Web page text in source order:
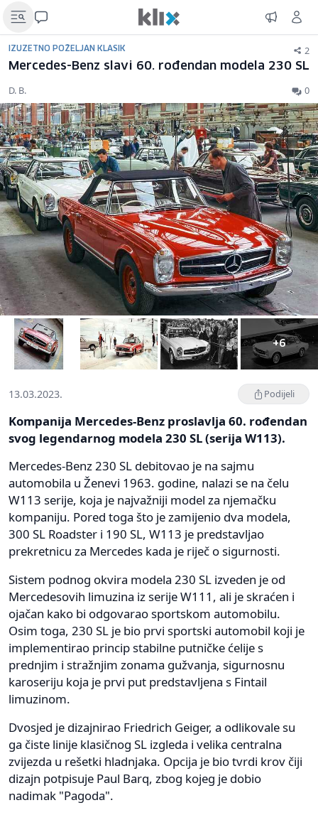
IZUZETNO POŽELJAN KLASIK 2
Mercedes-Benz slavi 60. rođendan modela 230 SL
D. B. 0
+6
13.03.2023. Podijeli
Kompanija Mercedes-Benz proslavlja 60. rođendan
svog legendarnog modela 230 SL (serija W113).
Mercedes-Benz 230 SL debitovao je na sajmu
automobila u Ženevi 1963. godine, nalazi se na čelu
W113 serije, koja je najvažniji model za njemačku
kompaniju. Pored toga što je zamijenio dva modela,
300 SL Roadster i 190 SL, W113 je predstavljao
prekretnicu za Mercedes kada je riječ o sigurnosti.
Sistem podnog okvira modela 230 SL izveden je od
Mercedesovih limuzina iz serije W111, ali je skraćen i
ojačan kako bi odgovarao sportskom automobilu.
Osim toga, 230 SL je bio prvi sportski automobil koji je
implementirao princip stabilne putničke ćelije s
prednjim i stražnjim zonama gužvanja, sigurnosnu
karoseriju koja je prvi put predstavljena s Fintail
limuzinom.
Dvosjed je dizajnirao Friedrich Geiger, a odlikovale su
ga čiste linije klasičnog SL izgleda i velika centralna
zvijezda u rešetki hladnjaka. Opcija je bio tvrdi krov čiji
dizajn potpisuje Paul Barq, zbog kojeg je dobio
nadimak "Pagoda".